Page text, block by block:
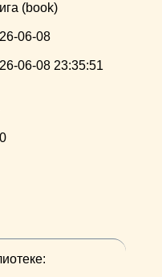
(book)
06-08
06-08 23:35:51